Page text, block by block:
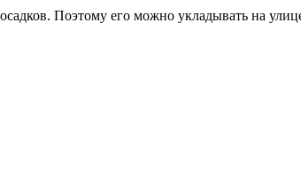
Поэтому его можно укладывать на